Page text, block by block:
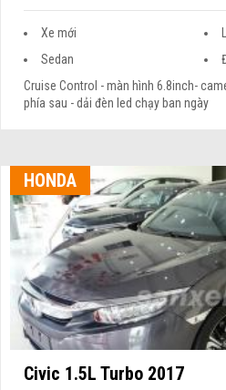
Xe mới
Sedan
Cruise Control - màn hình 6.8inch-
phía sau - dải đèn led chạy ban ngày
HONDA
Civic 1.5L Turbo 2017